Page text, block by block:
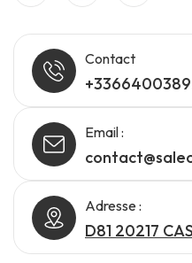
Contact
Email :
Adresse :
D81 20217